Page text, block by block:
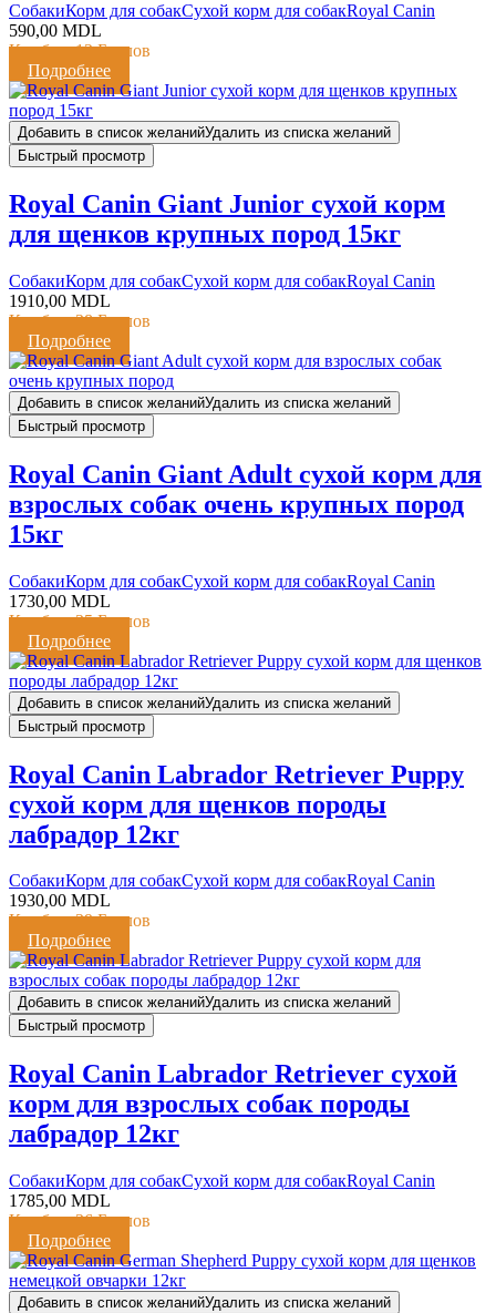
CобакиКорм для собакСухой корм для собакRoyal Canin
590,00 MDL
Кешбэк:12 Баллов
Подробнее
Добавить в список желанийУдалить из списка желаний
Быстрый просмотр
Royal Canin Giant Junior сухой корм
для щенков крупных пород 15кг
CобакиКорм для собакСухой корм для собакRoyal Canin
1910,00 MDL
Кешбэк:38 Баллов
Подробнее
Добавить в список желанийУдалить из списка желаний
Быстрый просмотр
Royal Canin Giant Adult сухой корм для
взрослых собак очень крупных пород
15кг
CобакиКорм для собакСухой корм для собакRoyal Canin
1730,00 MDL
Кешбэк:35 Баллов
Подробнее
Добавить в список желанийУдалить из списка желаний
Быстрый просмотр
Royal Canin Labrador Retriever Puppy
сухой корм для щенков породы
лабрадор 12кг
CобакиКорм для собакСухой корм для собакRoyal Canin
1930,00 MDL
Кешбэк:39 Баллов
Подробнее
Добавить в список желанийУдалить из списка желаний
Быстрый просмотр
Royal Canin Labrador Retriever сухой
корм для взрослых собак породы
лабрадор 12кг
CобакиКорм для собакСухой корм для собакRoyal Canin
1785,00 MDL
Кешбэк:36 Баллов
Подробнее
Добавить в список желанийУдалить из списка желаний